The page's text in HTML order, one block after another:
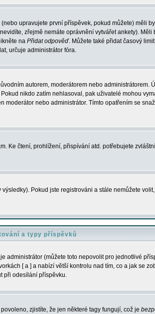
upravujete první příspěvek, pokud můžete) měli
zřejmě nemáte oprávnění vytvářet ankety). Měli
na Přidat odpověď. Můžete také přidat časový
určuje administrátor fóra.
autorem, moderátorem nebo administrátorem.
nikdo zatím nehlasoval, pak uživatelé mohou
moderátor nebo administrátor. Tímto opatřením se
Ke čtení, prohlížení, přispívání atd. potřebujete
Pokud jste registrováni a stále nemůžete
a typy příspěvků
administrátor (můžete toto nepovolit pro jednotlivé
[ a ] a nabízí větší kontrolu nad tím, co a jak se
při odesílání příspěvku.
zjistíte, že jen některé tagy fungují, což je